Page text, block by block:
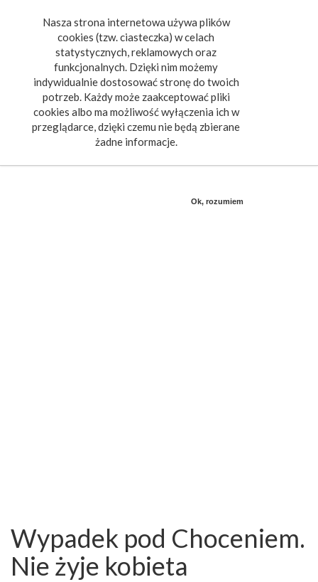
Nasza strona internetowa używa plików
cookies (tzw. ciasteczka) w celach
statystycznych, reklamowych oraz
funkcjonalnych. Dzięki nim możemy
indywidualnie dostosować stronę do twoich
potrzeb. Każdy może zaakceptować pliki
cookies albo ma możliwość wyłączenia ich w
przeglądarce, dzięki czemu nie będą zbierane
żadne informacje.
Ok, rozumiem
Wypadek pod Choceniem.
Nie żyje kobieta